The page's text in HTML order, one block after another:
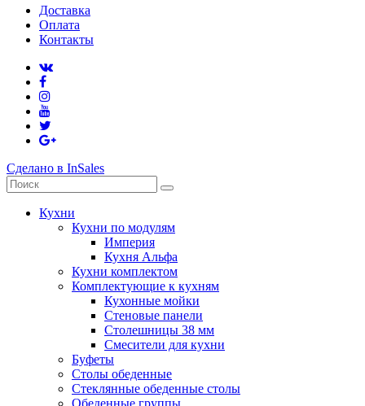
Доставка
Оплата
Контакты
Сделано в InSales
Кухни
Кухни по модулям
Империя
Кухня Альфа
Кухни комплектом
Комплектующие к кухням
Кухонные мойки
Стеновые панели
Столешницы 38 мм
Смесители для кухни
Буфеты
Столы обеденные
Стеклянные обеденные столы
Обеденные группы